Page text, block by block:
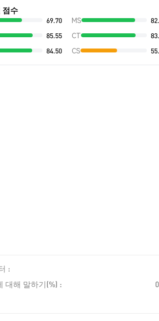
점수
69.70 MS
85.55 CT
84.50 CS
:
대해 말하기(%) :